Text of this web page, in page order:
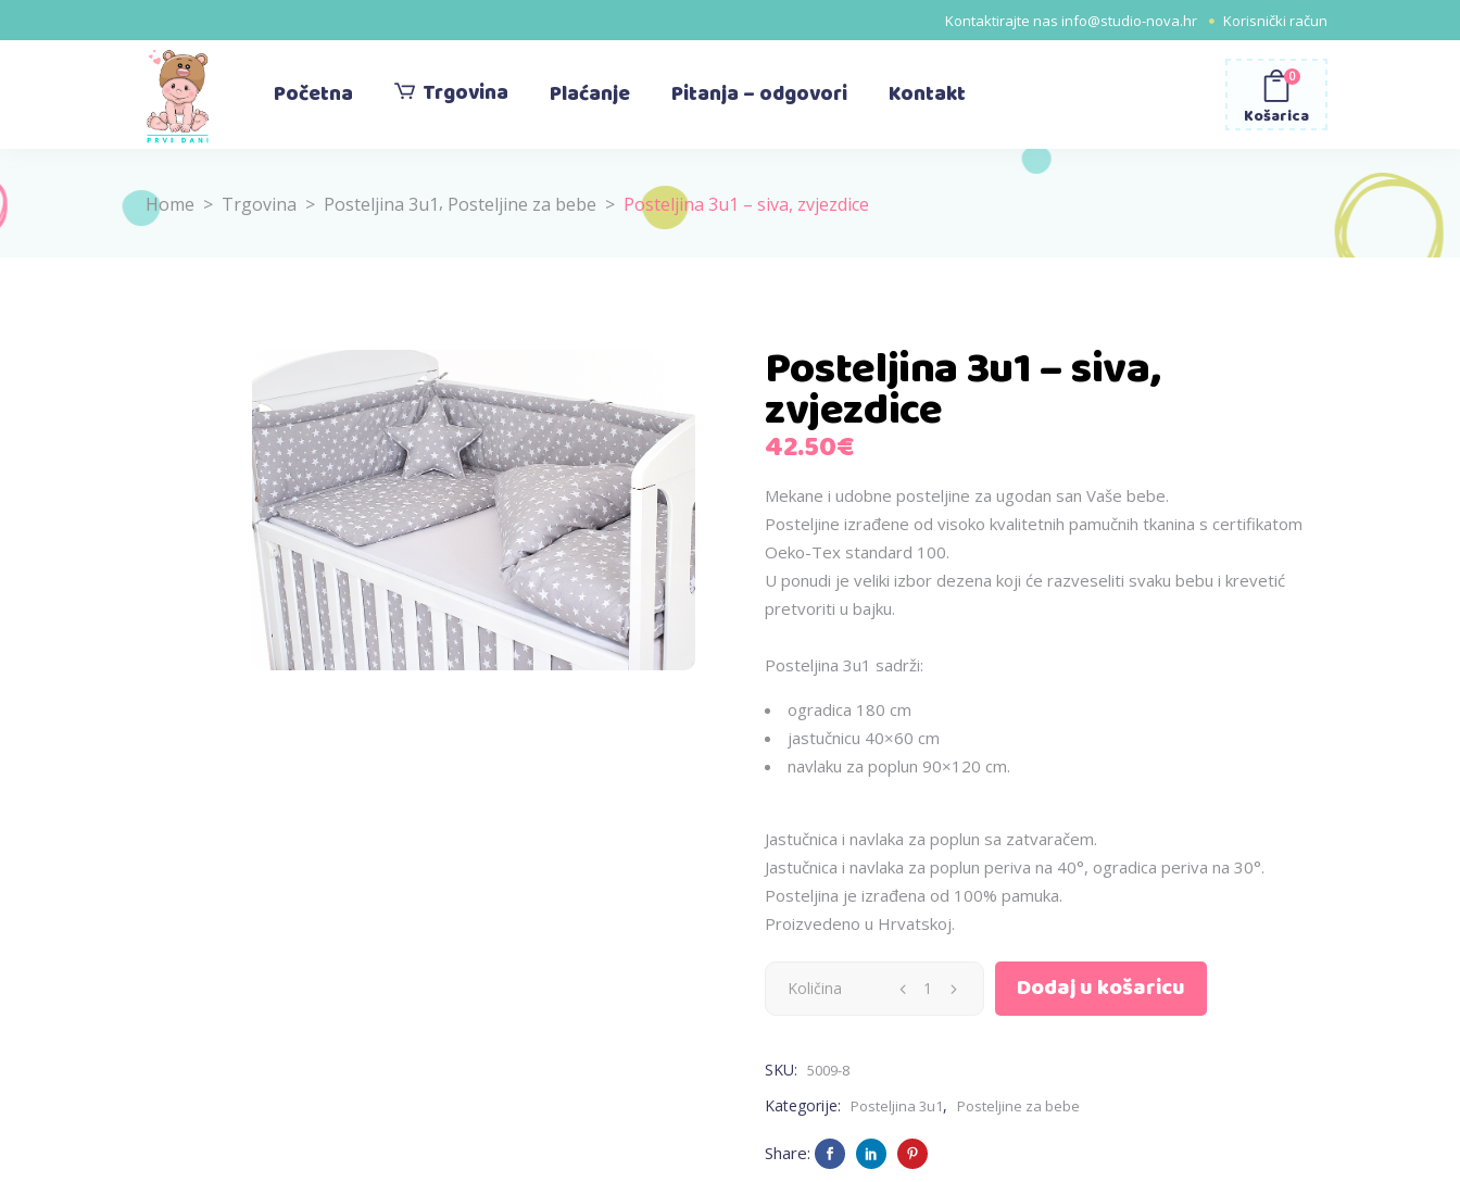
Kontaktirajte nas info@studio-nova.hr Korisnički račun
Početna Trgovina Plaćanje Pitanja – odgovori Kontakt
Košarica
0
Home > Trgovina > Posteljina 3u1, Posteljine za bebe > Posteljina 3u1 – siva, zvjezdice
Posteljina 3u1 – siva,
zvjezdice
42.50€
Mekane i udobne posteljine za ugodan san Vaše bebe.
Posteljine izrađene od visoko kvalitetnih pamučnih tkanina s certifikatom
Oeko-Tex standard 100.
U ponudi je veliki izbor dezena koji će razveseliti svaku bebu i krevetić
pretvoriti u bajku.
Posteljina 3u1 sadrži:
ogradica 180 cm
jastučnicu 40×60 cm
navlaku za poplun 90×120 cm.
Jastučnica i navlaka za poplun sa zatvaračem.
Jastučnica i navlaka za poplun periva na 40°, ogradica periva na 30°.
Posteljina je izrađena od 100% pamuka.
Proizvedeno u Hrvatskoj.
Posteljina
-
Količina Dodaj u košaricu
SKU: 5009-8
Kategorije: Posteljina 3u1, Posteljine za bebe
Share: